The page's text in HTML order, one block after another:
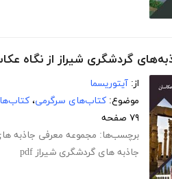
گردشگری شیراز از نگاه
از: آیتوریسما
موضوع: کتاب‌های سرگرمی،
۷۹ صفحه
برچسب‌ها: مجموعه معرفی جاذبه
جاذبه های گردشگری شیراز pdf